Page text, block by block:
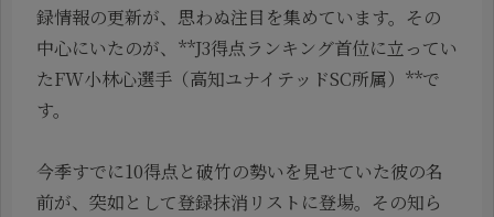
録情報の更新が、思わぬ注目を集めています。その
中心にいたのが、**J3得点ランキング首位に立ってい
たFW小林心選手（高知ユナイテッドSC所属）**で
す。
今季すでに10得点と破竹の勢いを見せていた彼の名
前が、突如として登録抹消リストに登場。その知ら